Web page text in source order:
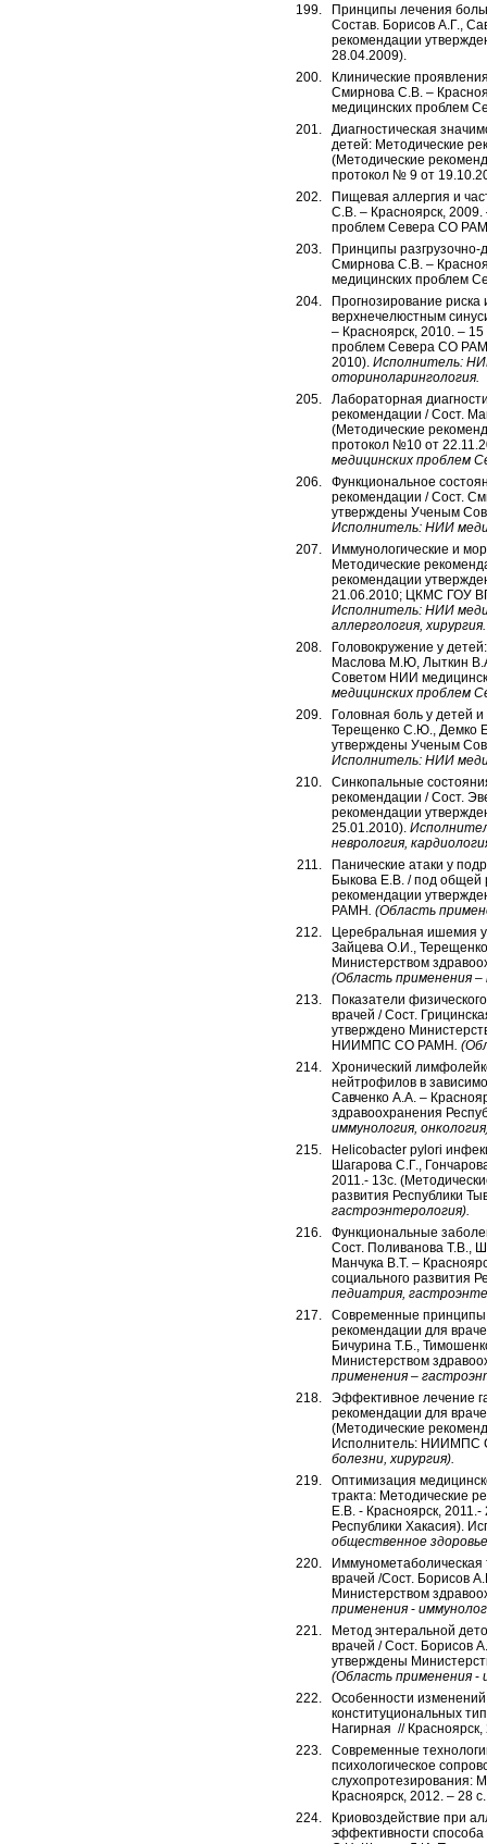
Принципы лечения
Состав. Борисов А.Г.,
рекомендации
28.04.2009).
Клинические
Смирнова С.В. –
медицинских проблем
Диагностическая
детей: Методические
(Методические
протокол № 9 от
Пищевая аллергия и
С.В. – Красноярск,
проблем Севера СО
Принципы разгрузочно-
Смирнова С.В. –
медицинских проблем
Прогнозирование
верхнечелюстным
– Красноярск, 2010. –
проблем Севера СО
2010). Исполнитель:
оториноларингология.
Лабораторная
рекомендации / Сост.
(Методические
протокол №10 от
медицинских проблем
Функциональное
рекомендации / Сост.
утверждены Ученым
Исполнитель: НИИ
Иммунологические и
Методические
рекомендации
21.06.2010; ЦКМС ГОУ
Исполнитель: НИИ
аллергология, хирургия.
Головокружение у
Маслова М.Ю, Лыткин
Советом НИИ
медицинских проблем
Головная боль у детей
Терещенко С.Ю., Демко
утверждены Ученым
Исполнитель: НИИ
Синкопальные
рекомендации / Сост.
рекомендации
25.01.2010).
неврология,
Панические атаки у
Быкова Е.В. / под общей
рекомендации
РАМН . (Область
Церебральная ишемия
Зайцева О.И.,
Министерством
(Область применения –
Показатели
врачей / Сост.
утверждено
НИИМПС СО РАМН
Хронический
нейтрофилов в
Савченко А.А. –
здравоохранения
иммунология,
Helicobacter pylori
Шагарова С.Г.,
2011.- 13с.
развития Республики
гастроэнтерология).
Функциональные
Сост. Поливанова Т.В.,
Манчука В.Т. –
социального
педиатрия,
Современные принципы
рекомендации для
Бичурина Т.Б.,
Министерством
применения –
Эффективное лечение
рекомендации для
(Методические
Исполнитель:
болезни, хирургия).
Оптимизация
тракта: Методические
Е.В. - Красноярск,
Республики Хакасия).
общественное
Иммунометаболическая
врачей /Сост. Борисов
Министерством
применения -
Метод энтеральной
врачей / Сост. Борисов
утверждены
(Область применения -
Особенности
конституциональных
Нагирная // Красноярск,
Современные
психологическое
слухопротезирования:
Красноярск, 2012. – 28 с.
Криовоздействие при
эффективности